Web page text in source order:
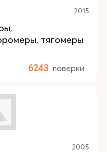
2015
тягомеры
6243 поверки
2005